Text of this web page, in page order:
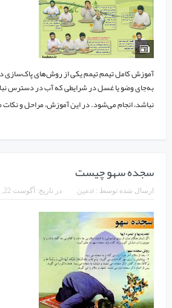
آموزش کامل تیمم تیمم یکی از روش‌های پاک‌سازی
به‌جای وضو یا غسل در شرایطی که آب در دسترس
نباشد، انجام می‌شود. در این آموزش، مراحل و
سجده سهو چیست
ارسال شده توسط : ادمین در تاریخ: آگوست 22, 2024